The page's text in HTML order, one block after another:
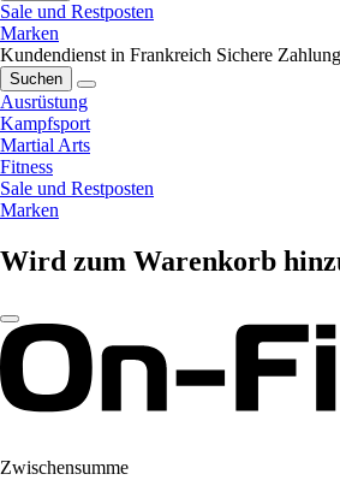
Sale und Restposten
Marken
Kundendienst in Frankreich Sichere Zahlung
Suchen
Ausrüstung
Kampfsport
Martial Arts
Fitness
Sale und Restposten
Marken
Wird zum Warenkorb
Zwischensumme